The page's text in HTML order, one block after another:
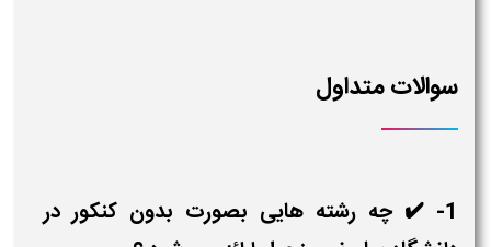
سوالات متداول
1- ✔️ چه رشته هایی بصورت بدون کنکور در